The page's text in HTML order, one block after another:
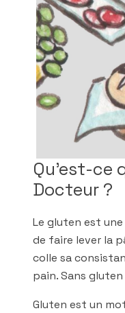
Qu’est-ce
Docteur ?
Le gluten est
de faire lever la
colle sa
pain. Sans
Gluten est un